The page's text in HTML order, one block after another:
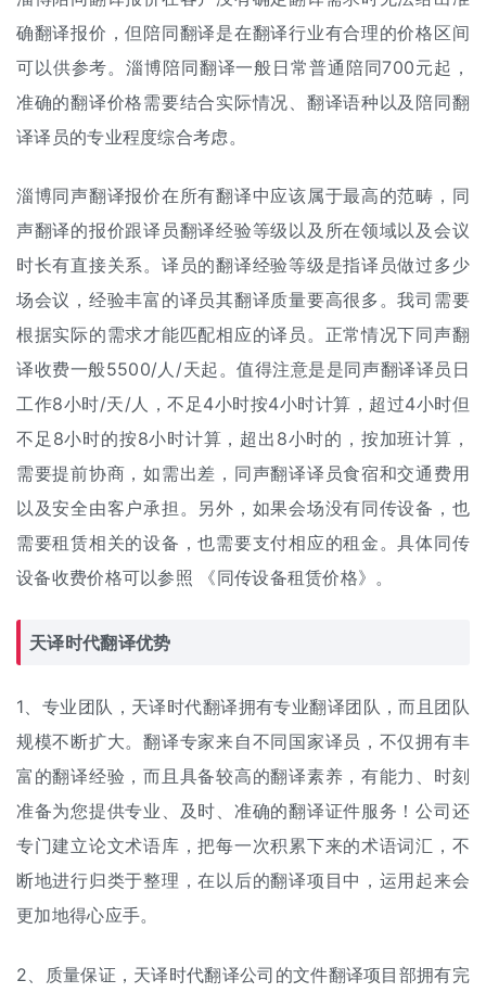
确翻译报价，但陪同翻译是在翻译行业有合理的价格区间
可以供参考。淄博陪同翻译一般日常普通陪同700元起，
准确的翻译价格需要结合实际情况、翻译语种以及陪同翻
译译员的专业程度综合考虑。
淄博同声翻译报价在所有翻译中应该属于最高的范畴，同
声翻译的报价跟译员翻译经验等级以及所在领域以及会议
时长有直接关系。译员的翻译经验等级是指译员做过多少
场会议，经验丰富的译员其翻译质量要高很多。我司需要
根据实际的需求才能匹配相应的译员。正常情况下同声翻
译收费一般5500/人/天起。值得注意是是同声翻译译员日
工作8小时/天/人，不足4小时按4小时计算，超过4小时但
不足8小时的按8小时计算，超出8小时的，按加班计算，
需要提前协商，如需出差，同声翻译译员食宿和交通费用
以及安全由客户承担。另外，如果会场没有同传设备，也
需要租赁相关的设备，也需要支付相应的租金。具体同传
设备收费价格可以参照 《同传设备租赁价格》。
天译时代翻译优势
1、专业团队，天译时代翻译拥有专业翻译团队，而且团队
规模不断扩大。翻译专家来自不同国家译员，不仅拥有丰
富的翻译经验，而且具备较高的翻译素养，有能力、时刻
准备为您提供专业、及时、准确的翻译证件服务！公司还
专门建立论文术语库，把每一次积累下来的术语词汇，不
断地进行归类于整理，在以后的翻译项目中，运用起来会
更加地得心应手。
2、质量保证，天译时代翻译公司的文件翻译项目部拥有完